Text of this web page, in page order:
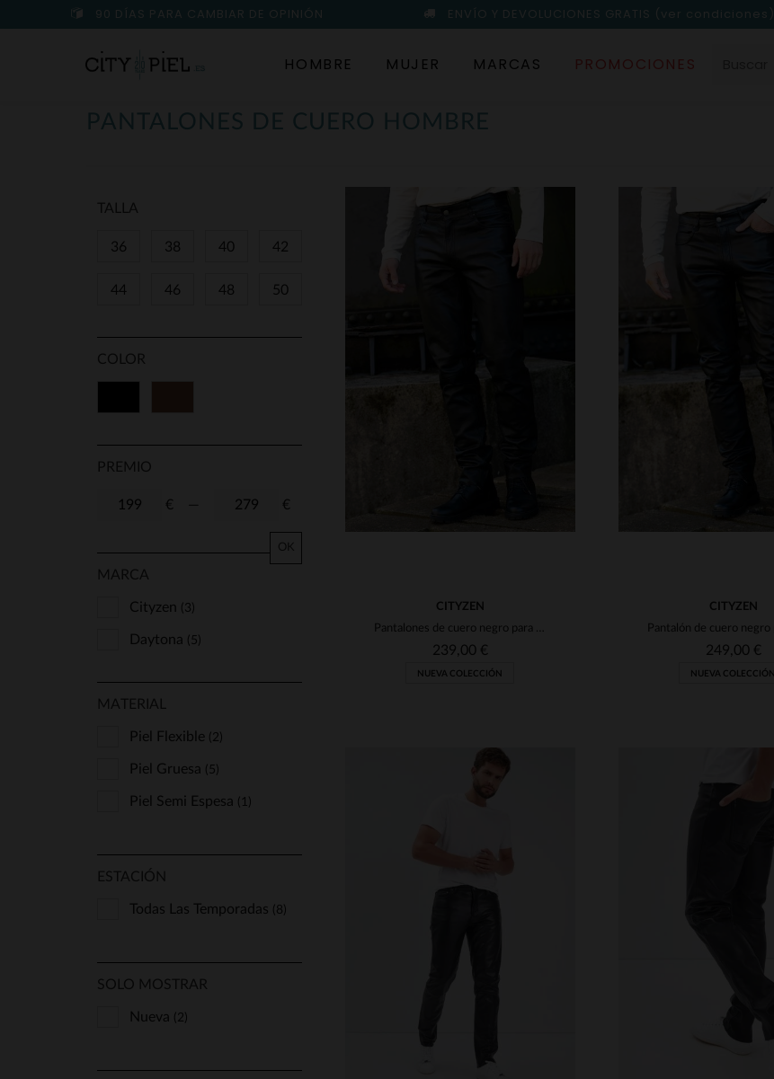
90 DÍAS PARA CAMBIAR DE OPINIÓN ENVÍO Y DEVOLUCIONES GRATIS (ver condiciones)
HOMBRE MUJER MARCAS PROMOCIONES
PANTALONES DE CUERO HOMBRE
TALLA
36 38 40 42
44 46 48 50
COLOR
PREMIO
€ €
OK
MARCA
Cityzen (3)
Daytona (5)
MATERIAL
Piel Flexible (2)
Piel Gruesa (5)
Piel Semi Espesa (1)
ESTACIÓN
Todas Las Temporadas (8)
SOLO MOSTRAR
Nueva (2)
TALLAS DISPONIBLES
CITYZEN
Pantalones de cuero negro para hombre
239,00 €
NUEVA COLECCIÓN
CITYZEN
249,00 €
NUEVA COLECCIÓN